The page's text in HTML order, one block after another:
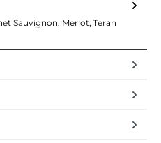
Sauvignon, Merlot, Teran